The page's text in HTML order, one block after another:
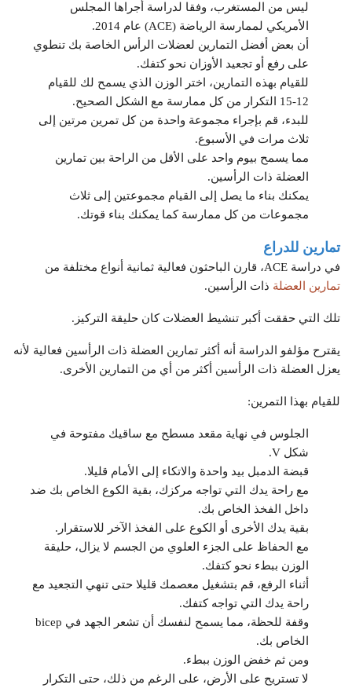
ليس من المستغرب، وفقا لدراسة أجراها المجلس
الأمريكي لممارسة الرياضة (ACE) عام 2014.
أن بعض أفضل التمارين لعضلات الرأس الخاصة بك تنطوي
على رفع أو تجعيد الأوزان نحو كتفك.
للقيام بهذه التمارين، اختر الوزن الذي يسمح لك للقيام
12-15 التكرار من كل ممارسة مع الشكل الصحيح.
للبدء، قم بإجراء مجموعة واحدة من كل تمرين مرتين إلى
ثلاث مرات في الأسبوع.
مما يسمح بيوم واحد على الأقل من الراحة بين تمارين
العضلة ذات الرأسين.
يمكنك بناء ما يصل إلى القيام مجموعتين إلى ثلاث
مجموعات من كل ممارسة كما يمكنك بناء قوتك.
تمارين للدراع
في دراسة ACE، قارن الباحثون فعالية ثمانية أنواع مختلفة من
تمارين العضلة ذات الرأسين.
تلك التي حققت أكبر تنشيط العضلات كان حليقة التركيز.
يقترح مؤلفو الدراسة أنه أكثر تمارين العضلة ذات الرأسين فعالية لأنه
يعزل العضلة ذات الرأسين أكثر من أي من التمارين الأخرى.
للقيام بهذا التمرين:
الجلوس في نهاية مقعد مسطح مع ساقيك مفتوحة في
شكل V.
قبضة الدمبل بيد واحدة والاتكاء إلى الأمام قليلا.
مع راحة يدك التي تواجه مركزك، بقية الكوع الخاص بك ضد
داخل الفخذ الخاص بك.
بقية يدك الأخرى أو الكوع على الفخذ الآخر للاستقرار.
مع الحفاظ على الجزء العلوي من الجسم لا يزال، حليقة
الوزن ببطء نحو كتفك.
أثناء الرفع، قم بتشغيل معصمك قليلا حتى تنهي التجعيد مع
راحة يدك التي تواجه كتفك.
وقفة للحظة، مما يسمح لنفسك أن تشعر الجهد في bicep
الخاص بك.
ومن ثم خفض الوزن ببطء.
لا تستريح على الأرض، على الرغم من ذلك، حتى التكرار